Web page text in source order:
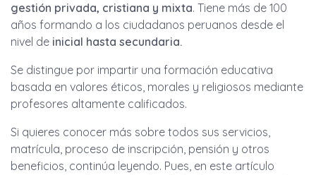
gestión privada, cristiana y mixta. Tiene más de 100
años formando a los ciudadanos peruanos desde el
nivel de inicial hasta secundaria.
Se distingue por impartir una formación educativa
basada en valores éticos, morales y religiosos mediante
profesores altamente calificados.
Si quieres conocer más sobre todos sus servicios,
matrícula, proceso de inscripción, pensión y otros
beneficios, continúa leyendo. Pues, en este artículo